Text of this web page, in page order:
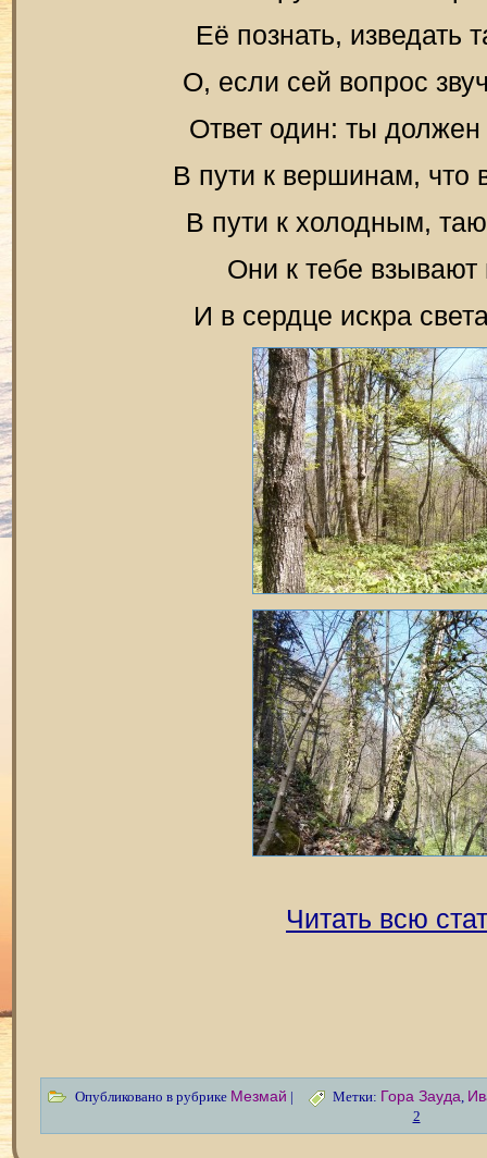
Дананг и
До острова Ко
От Ко
От Ко Тао
Её познать, изведать
О, если сей вопрос
Ответ один: ты должен
В пути к вершинам, что
В пути к холодным,
Они к тебе взывают
И в сердце искра
Читать всю
Опубликовано в рубрике Мезмай | Метки: Гора Зауда,
2